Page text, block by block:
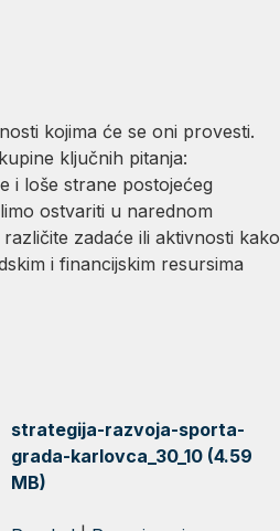
kojima će se oni provesti.
ključnih pitanja:
i loše strane postojećeg
ostvariti u narednom
zadaće ili aktivnosti kako
i financijskim resursima
strategija-razvoja-sporta-
grada-karlovca_30_10 (4.59
MB)